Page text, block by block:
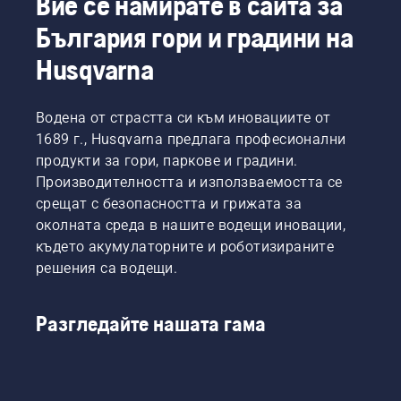
зависимост
от
задачата.
Монтирането
на
за
рязане
или
приставката
към
косачката
се
извършва
лесно и
минути.
Предупреждение!
предстоящата
работа
или за
новите
задачи
сезона.
България гори и градини на
Husqvarna
Водена от страстта си към иновациите от
1689 г., Husqvarna предлага професионални
продукти за гори, паркове и градини.
Производителността и използваемостта се
срещат с безопасността и грижата за
околната среда в нашите водещи иновации,
където акумулаторните и роботизираните
решения са водещи.
Разгледайте нашата гама